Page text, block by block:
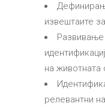
извештаите
на животната
релевантни